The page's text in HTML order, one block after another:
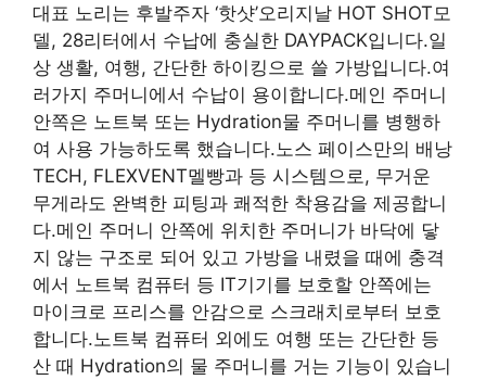
대표 노리는 후발주자 ‘핫샷’오리지날 HOT SHOT모
델, 28리터에서 수납에 충실한 DAYPACK입니다.일
상 생활, 여행, 간단한 하이킹으로 쓸 가방입니다.여
러가지 주머니에서 수납이 용이합니다.메인 주머니
안쪽은 노트북 또는 Hydration물 주머니를 병행하
여 사용 가능하도록 했습니다.노스 페이스만의 배낭
TECH, FLEXVENT멜빵과 등 시스템으로, 무거운
무게라도 완벽한 피팅과 쾌적한 착용감을 제공합니
다.메인 주머니 안쪽에 위치한 주머니가 바닥에 닿
지 않는 구조로 되어 있고 가방을 내렸을 때에 충격
에서 노트북 컴퓨터 등 IT기기를 보호할 안쪽에는
마이크로 프리스를 안감으로 스크래치로부터 보호
합니다.노트북 컴퓨터 외에도 여행 또는 간단한 등
산 때 Hydration의 물 주머니를 거는 기능이 있습니